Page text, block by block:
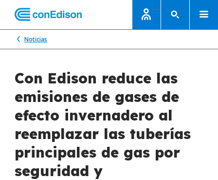
Noticias
Con Edison reduce las
emisiones de gases de
efecto invernadero al
reemplazar las tuberías
principales de gas por
seguridad y